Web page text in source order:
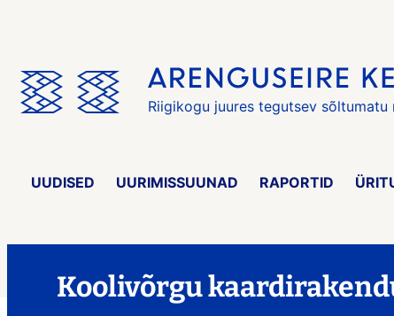
Riigikogu juures tegutsev sõltumatu
UUDISED UURIMISSUUNAD RAPORTID
Koolivõrgu